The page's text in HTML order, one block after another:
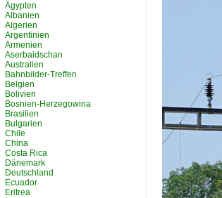
Ägypten
Albanien
Algerien
Argentinien
Armenien
Aserbaidschan
Australien
Bahnbilder-Treffen
Belgien
Bolivien
Bosnien-Herzegowina
Brasilien
Bulgarien
Chile
China
Costa Rica
Dänemark
Deutschland
Ecuador
Eritrea